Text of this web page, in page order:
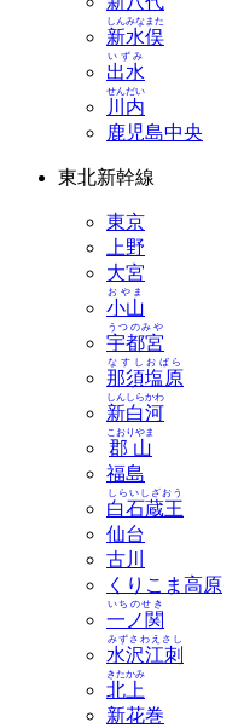
新水俣
しんみなまた
出水
いずみ
川内
せんだい
鹿児島中央
東北新幹線
東京
上野
大宮
小山
おやま
宇都宮
うつのみや
那須塩原
なすしおばら
新白河
しんしらかわ
郡山
こおりやま
福島
白石蔵王
しらいしざおう
仙台
古川
くりこま高原
一ノ関
いちのせき
水沢江刺
みずさわえさし
北上
きたかみ
新花巻